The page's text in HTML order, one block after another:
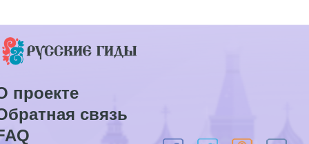
проекте
связь